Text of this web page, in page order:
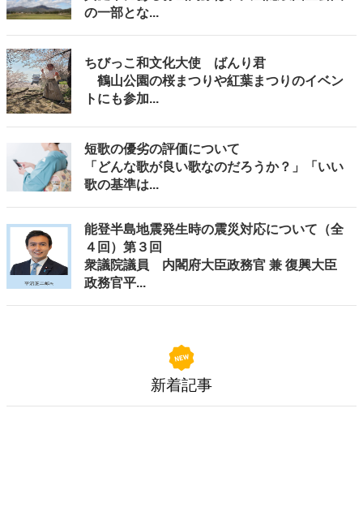
の一部とな...
ちびっこ和文化大使 ばんり君
鶴山公園の桜まつりや紅葉まつりのイベン
トにも参加...
短歌の優劣の評価について
「どんな歌が良い歌なのだろうか？」「いい
歌の基準は...
能登半島地震発生時の震災対応について（全
４回）第３回
衆議院議員 内閣府大臣政務官 兼 復興大臣
政務官平...
新着記事